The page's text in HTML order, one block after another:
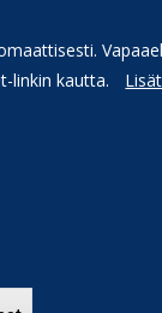
linkin kautta.